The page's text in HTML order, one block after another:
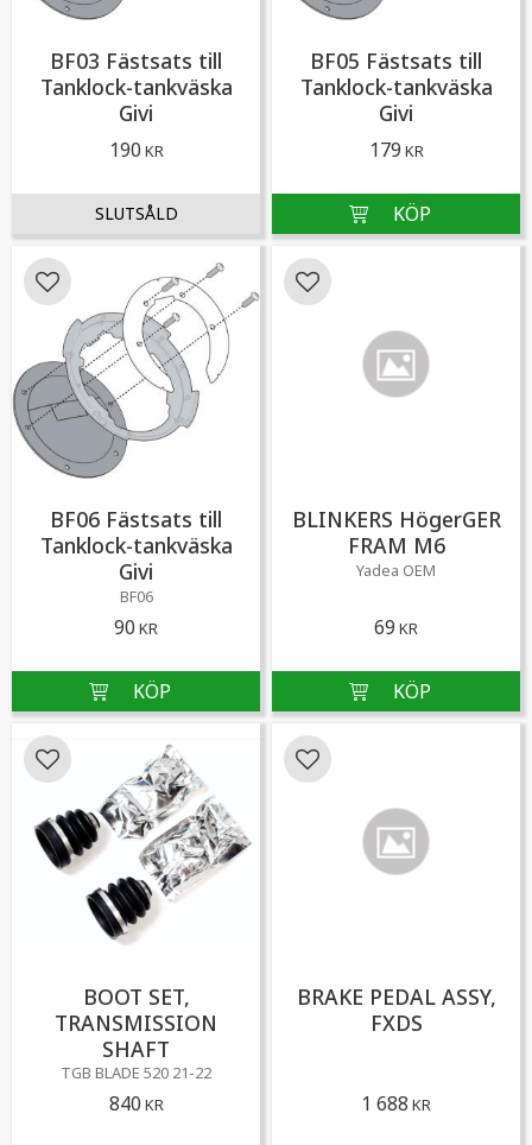
BF03 Fästsats till
Tanklock-tankväska
Givi
190 KR
BF05 Fästsats till
Tanklock-tankväska
Givi
179 KR
BF06 Fästsats till
Tanklock-tankväska
Givi
BF06
90 KR
Lägg till i favoriter
BLINKERS HögerGER
FRAM M6
Yadea OEM
69 KR
Lägg till i favoriter
BOOT SET,
TRANSMISSION
SHAFT
TGB BLADE 520 21-22
840 KR
Lägg till i favoriter
BRAKE PEDAL ASSY,
FXDS
1 688 KR
Lägg till i favoriter